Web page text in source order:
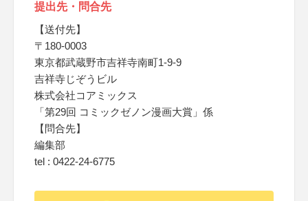
提出先・問合先
【送付先】
〒180-0003
東京都武蔵野市吉祥寺南町1-9-9
吉祥寺じぞうビル
株式会社コアミックス
「第29回 コミックゼノン漫画大賞」係
【問合先】
編集部
tel : 0422-24-6775